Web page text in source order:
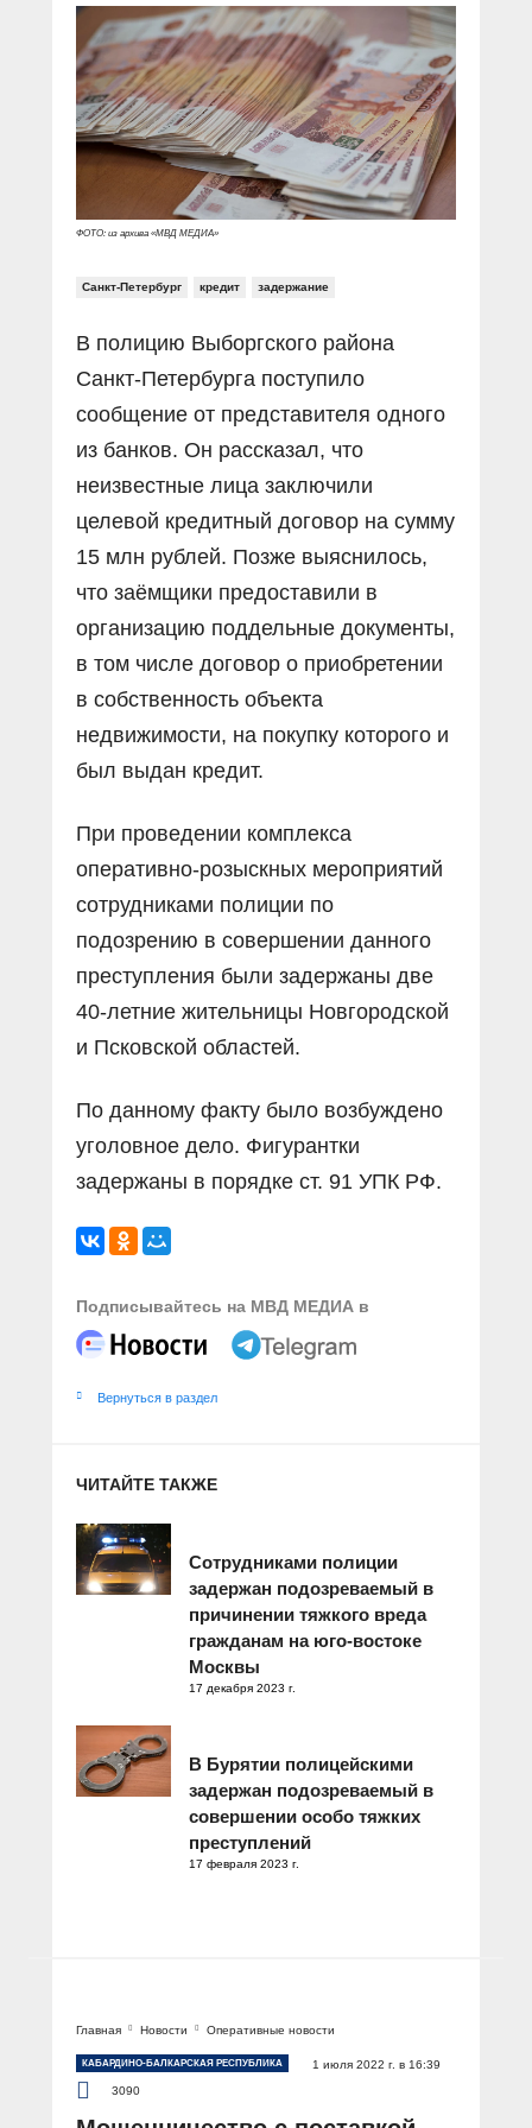
Социальные ролики
Документальные фильмы
Прямой разговор
В знании сила
Специальный репортаж
КиберПОСТОВОЙ
Газета «Щит и меч»
Журнал «Полиция России»
О ПОРТАЛЕ
Контакты
Вакансии
ФОТО: из архива «МВД МЕДИА»
Санкт-Петербург кредит задержание
В полицию Выборгского района
Санкт-Петербурга поступило
сообщение от представителя одного
из банков. Он рассказал, что
неизвестные лица заключили
целевой кредитный договор на сумму
15 млн рублей. Позже выяснилось,
что заёмщики предоставили в
организацию поддельные документы,
в том числе договор о приобретении
в собственность объекта
недвижимости, на покупку которого и
был выдан кредит.
При проведении комплекса
оперативно-розыскных мероприятий
сотрудниками полиции по
подозрению в совершении данного
преступления были задержаны две
40-летние жительницы Новгородской
и Псковской областей.
По данному факту было возбуждено
уголовное дело. Фигурантки
задержаны в порядке ст. 91 УПК РФ.
Подписывайтесь на МВД МЕДИА в
Вернуться в раздел
ЧИТАЙТЕ ТАКЖЕ
Сотрудниками полиции
задержан подозреваемый в
причинении тяжкого вреда
гражданам на юго-востоке
Москвы
17 декабря 2023 г.
В Бурятии полицейскими
задержан подозреваемый в
совершении особо тяжких
преступлений
17 февраля 2023 г.
Главная Новости Оперативные новости
КАБАРДИНО-БАЛКАРСКАЯ РЕСПУБЛИКА
1 июля 2022 г. в 16:39
3090